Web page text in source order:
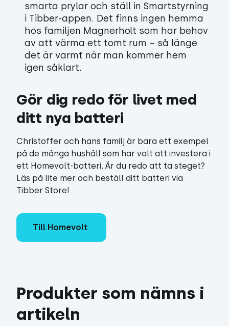
smarta prylar och ställ in Smartstyrning
i Tibber-appen. Det finns ingen hemma
hos familjen Magnerholt som har behov
av att värma ett tomt rum – så länge
det är varmt när man kommer hem
igen såklart.
Gör dig redo för livet med
ditt nya batteri
Christoffer och hans familj är bara ett exempel
på de många hushåll som har valt att investera i
ett Homevolt-batteri. Är du redo att ta steget?
Läs på lite mer och beställ ditt batteri via
Tibber Store!
Till Homevolt
Produkter som nämns i
artikeln